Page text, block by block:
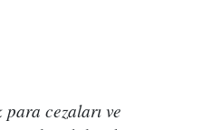
cezaları ve